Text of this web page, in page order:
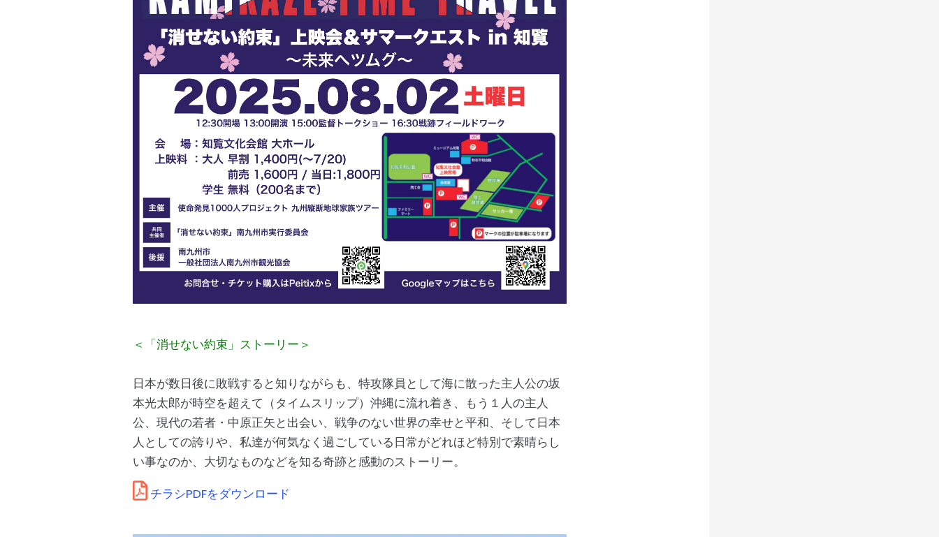
＜「消せない約束」ストーリー＞
日本が数日後に敗戦すると知りながらも、特攻隊員として海に散った主人公の坂
本光太郎が時空を超えて（タイムスリップ）沖縄に流れ着き、もう１人の主人
公、現代の若者・中原正矢と出会い、戦争のない世界の幸せと平和、そして日本
人としての誇りや、私達が何気なく過ごしている日常がどれほど特別で素晴らし
い事なのか、大切なものなどを知る奇跡と感動のストーリー。
チラシPDFをダウンロード